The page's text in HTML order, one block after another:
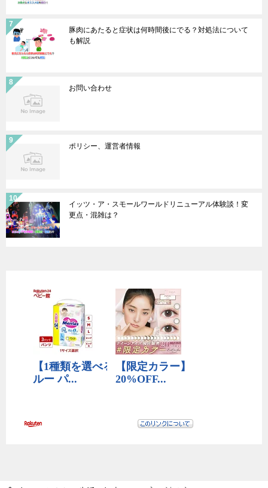
豚肉にあたると症状は何時間後にでる？対処法について
も解説
お問い合わせ
ポリシー、運営者情報
イッツ・ア・スモールワールドリニューアル体験談！変
更点・混雑は？